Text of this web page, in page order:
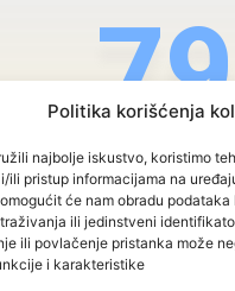
Politika korišćenja
najbolje iskustvo, koristimo
ili pristup informacijama na
će nam obradu podataka
ili jedinstveni
ili povlačenje pristanka može
i karakteristike
79
FBiH